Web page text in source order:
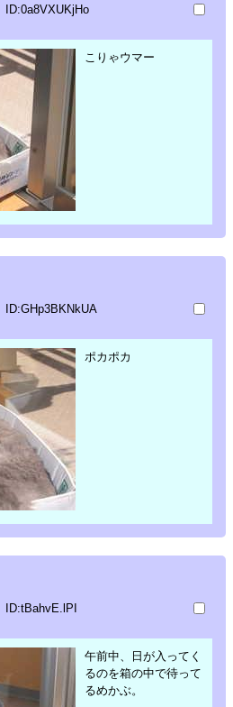
ID:0a8VXUKjHo
こりゃウマー
ID:GHp3BKNkUA
ポカポカ
ID:tBahvE.lPI
午前中、日が入ってく
るのを箱の中で待って
るめかぶ。